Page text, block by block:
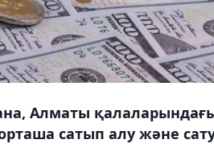
Алматы
сатып алу және